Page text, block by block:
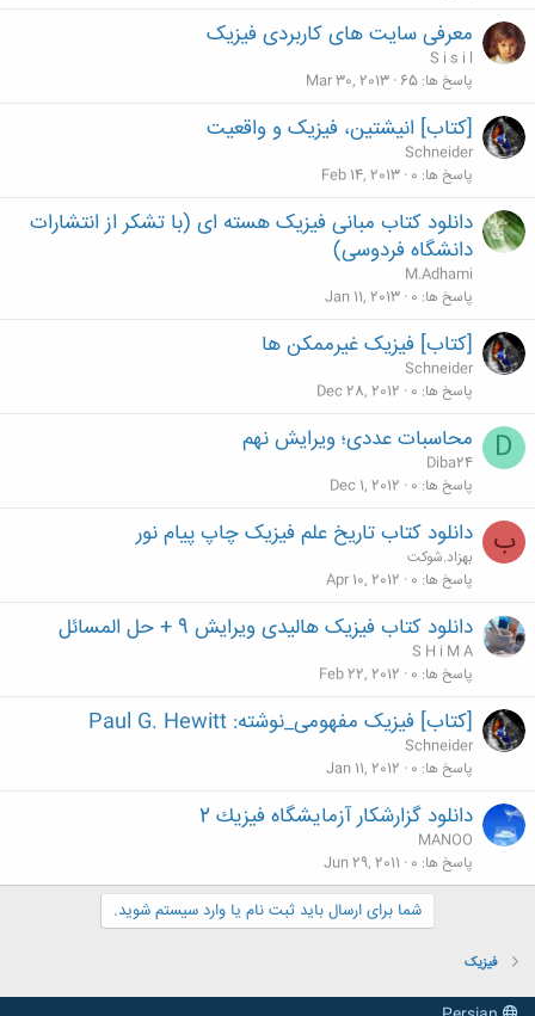
معرفی سایت های کاربردی فیزیک
S i s i l
پاسخ ها 65
Mar 30, 2013
[کتاب] انیشتین، فیزیک و واقعیت
Schneider
پاسخ ها 0
Feb 14, 2013
دانلود کتاب مبانی فیزیک هسته ای (با تشکر از انتشارات
دانشگاه فردوسی)
M.Adhami
پاسخ ها 0
Jan 11, 2013
[کتاب] فیزیک غیرممکن ها
Schneider
پاسخ ها 0
Dec 28, 2012
D محاسبات عددی؛ ویرایش نهم
Diba24
پاسخ ها 0
Dec 1, 2012
ب دانلود کتاب تاریخ علم فیزیک چاپ پیام نور
بهزاد.شوکت
پاسخ ها 0
Apr 10, 2012
دانلود کتاب فیزیک هالیدی ویرایش 9 + حل المسائل
S H i M A
پاسخ ها 0
Feb 22, 2012
[کتاب] فیزیک مفهومی_نوشته: Paul G. Hewitt
Schneider
پاسخ ها 0
Jan 11, 2012
دانلود گزارشكار آزمايشگاه فيزيك 2
MANOO
پاسخ ها 0
Jun 29, 2011
شما برای ارسال باید ثبت نام یا وارد سیستم شوید.
فیزیک